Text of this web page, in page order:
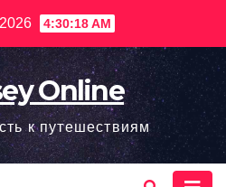
4:30:19 AM
Online
к путешествиям